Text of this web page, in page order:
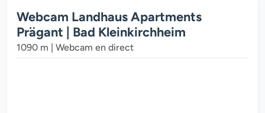
Webcam Landhaus Apartments
Prägant | Bad Kleinkirchheim
1090 m | Webcam en direct